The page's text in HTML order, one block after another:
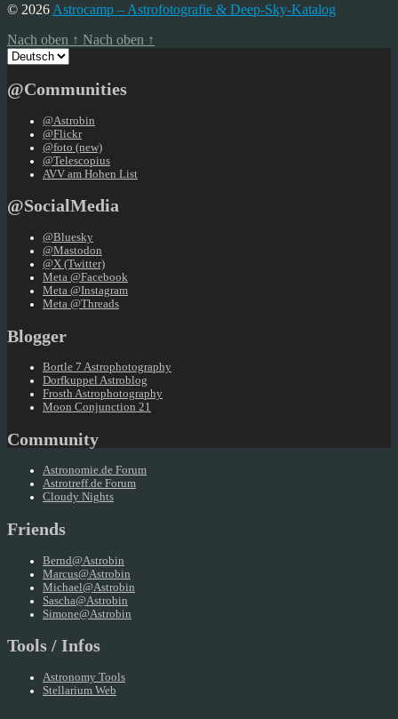
© 2026 Astrocamp – Astrofotografie & Deep-Sky-Katalog
Nach oben ↑ Nach oben ↑
Sprache
auswählen
@Communities
@Astrobin
@Flickr
@foto (new)
@Telescopius
AVV am Hohen List
@SocialMedia
@Bluesky
@Mastodon
@X (Twitter)
Meta @Facebook
Meta @Instagram
Meta @Threads
Blogger
Bortle 7 Astrophotography
Dorfkuppel Astroblog
Frosth Astrophotography
Moon Conjunction 21
Community
Astronomie.de Forum
Astrotreff.de Forum
Cloudy Nights
Friends
Bernd@Astrobin
Marcus@Astrobin
Michael@Astrobin
Sascha@Astrobin
Simone@Astrobin
Tools / Infos
Astronomy Tools
Stellarium Web